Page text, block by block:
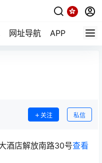
网址导航 APP 随机
关注 私信
酒店解放南路30号查看